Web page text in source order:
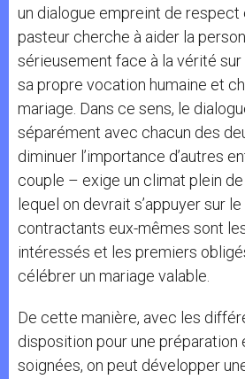
un dialogue empreint de respect
pasteur cherche à aider la
sérieusement face à la vérité
sa propre vocation humaine et
mariage. Dans ce sens, le
séparément avec chacun des
diminuer l’importance d’autres
couple – exige un climat plein
lequel on devrait s’appuyer sur
contractants eux-mêmes sont
intéressés et les premiers
célébrer un mariage valable.
De cette manière, avec les
disposition pour une préparation
soignées, on peut développer